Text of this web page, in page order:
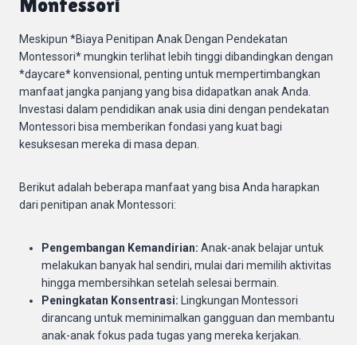
Montessori
Meskipun *Biaya Penitipan Anak Dengan Pendekatan
Montessori* mungkin terlihat lebih tinggi dibandingkan dengan
*daycare* konvensional, penting untuk mempertimbangkan
manfaat jangka panjang yang bisa didapatkan anak Anda.
Investasi dalam pendidikan anak usia dini dengan pendekatan
Montessori bisa memberikan fondasi yang kuat bagi
kesuksesan mereka di masa depan.
Berikut adalah beberapa manfaat yang bisa Anda harapkan
dari penitipan anak Montessori:
Pengembangan Kemandirian: Anak-anak belajar untuk
melakukan banyak hal sendiri, mulai dari memilih aktivitas
hingga membersihkan setelah selesai bermain.
Peningkatan Konsentrasi: Lingkungan Montessori
dirancang untuk meminimalkan gangguan dan membantu
anak-anak fokus pada tugas yang mereka kerjakan.